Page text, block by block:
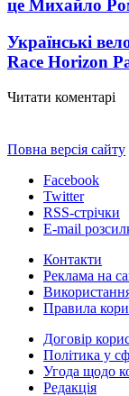
це Михайло
Українські
Race Horizon
Читати коментарі
Повна версія сайту
Facebook
Twitter
RSS-стрічки
E-mail
Контакти
Реклама на
Правила
Договір
Політика у
Угода щодо
Редакція